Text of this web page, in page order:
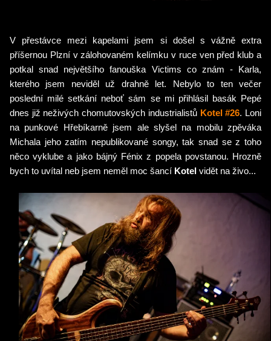
V přestávce mezi kapelami jsem si došel s vážně extra
příšernou Plzní v zálohovaném kelímku v ruce ven před klub a
potkal snad největšího fanouška Victims co znám - Karla,
kterého jsem neviděl už drahně let. Nebylo to ten večer
poslední milé setkání neboť sám se mi přihlásil basák Pepé
dnes již neživých chomutovských industrialistů Kotel #26. Loni
na punkové Hřebíkarně jsem ale slyšel na mobilu zpěváka
Michala jeho zatím nepublikované songy, tak snad se z toho
něco vyklube a jako bájný Fénix z popela povstanou. Hrozně
bych to uvítal neb jsem neměl moc šancí Kotel vidět na živo...